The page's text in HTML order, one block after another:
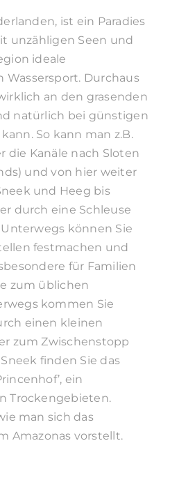
ist ein Paradies
unzähligen Seen und
ideale
Durchaus
an den grasenden
natürlich bei günstigen
So kann man z.B.
die Kanäle nach Sloten
und von hier weiter
und Heeg bis
durch eine Schleuse
können Sie
festmachen und
für Familien
zum üblichen
kommen Sie
einen kleinen
zum Zwischenstopp
finden Sie das
ein
Trockengebieten.
man sich das
Amazonas vorstellt.